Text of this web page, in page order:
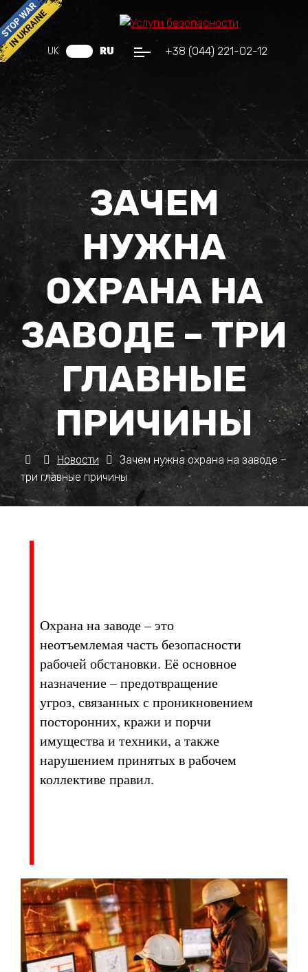
+38 (044) 221-02-12
UK RU
ЗАЧЕМ
НУЖНА
ОХРАНА НА
ЗАВОДЕ – ТРИ
ГЛАВНЫЕ
ПРИЧИНЫ
Новости
Зачем нужна охрана на заводе –
три главные причины
Охрана на заводе – это
неотъемлемая часть безопасности
рабочей обстановки. Её основное
назначение – предотвращение
угроз, связанных с проникновением
посторонних, кражи и порчи
имущества и техники, а также
нарушением принятых в рабочем
коллективе правил.